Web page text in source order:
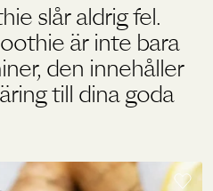
slår aldrig fel.
är inte bara
den innehåller
till dina goda